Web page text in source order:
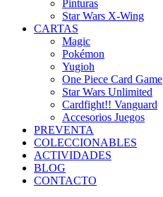
Pinturas
Star Wars X-Wing
CARTAS
Magic
Pokémon
Yugioh
One Piece Card Game
Star Wars Unlimited
Cardfight!! Vanguard
Accesorios Juegos
PREVENTA
COLECCIONABLES
ACTIVIDADES
BLOG
CONTACTO